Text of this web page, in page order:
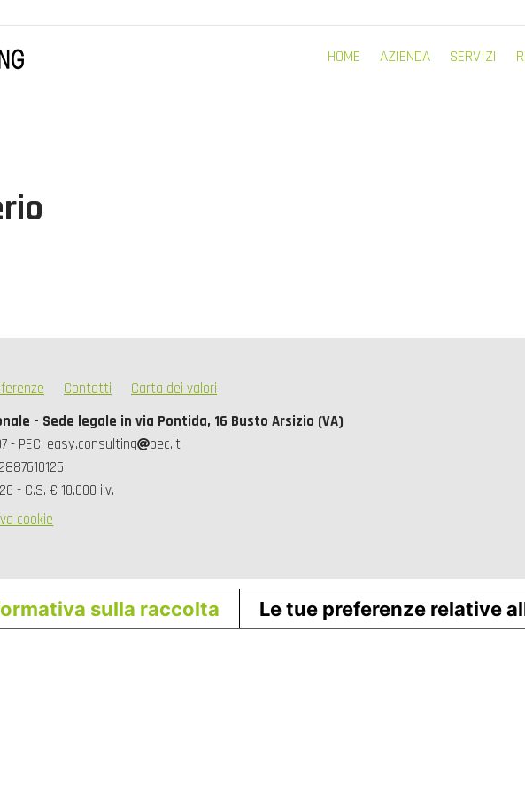
HOME AZIENDA SERVIZI
Contatti
Carta dei valori
- Sede legale in via Pontida, 16 Busto Arsizio (VA)
- PEC: easy.consulting
pec.it
- C.S. € 10.000 i.v.
cookie
sulla raccolta Le tue preferenze relative